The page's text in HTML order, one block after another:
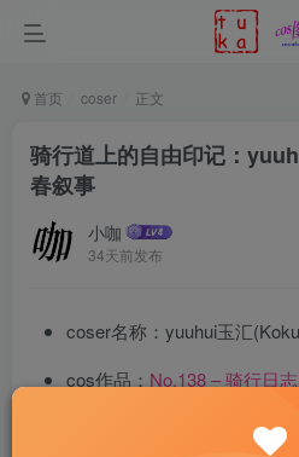
首页 coser 正文
骑行道上的自由印记：
春叙事
小咖
34天前发布
coser名称：yuuhui玉汇
cos作品： No.138 – 骑行日
紫色骑行道向远方延伸，浅